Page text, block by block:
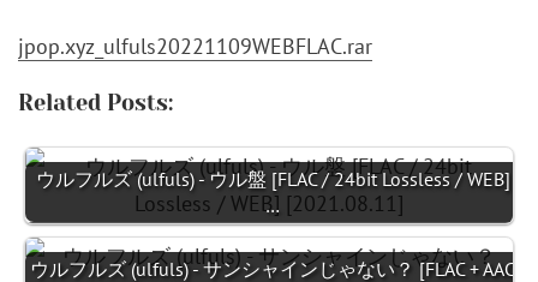
jpop.xyz_ulfuls20221109WEBFLAC.rar
Related Posts:
ウルフルズ (ulfuls) - ウル盤 [FLAC / 24bit Lossless / WEB]
…
ウルフルズ (ulfuls) - サンシャインじゃない？ [FLAC + AAC